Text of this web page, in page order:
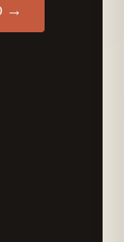
→